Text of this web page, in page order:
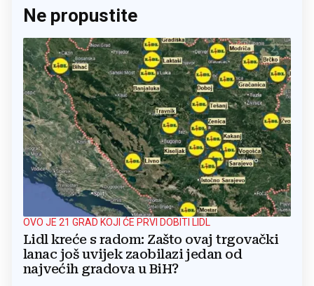
Ne propustite
OVO JE 21 GRAD KOJI ĆE PRVI DOBITI LIDL
Lidl kreće s radom: Zašto ovaj trgovački
lanac još uvijek zaobilazi jedan od
najvećih gradova u BiH?